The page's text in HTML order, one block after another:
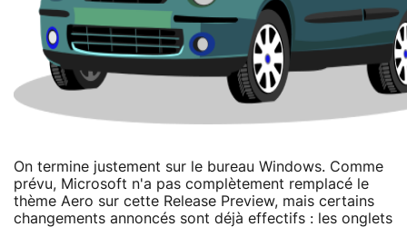
On termine justement sur le bureau Windows. Comme
prévu, Microsoft n'a pas complètement remplacé le
thème Aero sur cette Release Preview, mais certains
changements annoncés sont déjà effectifs : les onglets